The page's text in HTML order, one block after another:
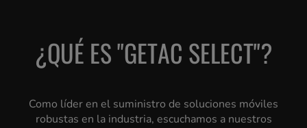
¿QUÉ ES "GETAC SELECT"?
Como líder en el suministro de soluciones móviles
robustas en la industria, escuchamos a nuestros